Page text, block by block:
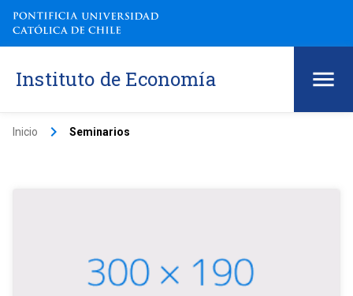
Instituto de Economía
Inicio keyboard_arrow_right Seminarios